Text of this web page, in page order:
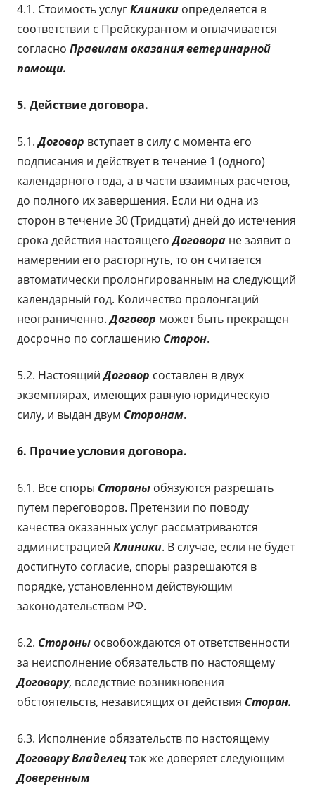
4.1. Стоимость услугКлиники определяется в
соответствии с Прейскурантом и оплачивается
согласно Правилам оказания ветеринарной
помощи.
5. Действие договора.
5.1.Договор вступает в силу с момента его
подписания и действует в течение 1 (одного)
календарного года, а в части взаимных расчетов,
до полного их завершения. Если ни одна из
сторон в течение 30 (Тридцати) дней до истечения
срока действия настоящегоДоговора не заявит о
намерении его расторгнуть, то он считается
автоматически пролонгированным на следующий
календарный год. Количество пролонгаций
неограниченно.Договор может быть прекращен
досрочно по соглашению Сторон.
5.2. НастоящийДоговор составлен в двух
экземплярах, имеющих равную юридическую
силу, и выдан двум Сторонам.
6. Прочие условия договора.
6.1. Все споры Стороны обязуются разрешать
путем переговоров. Претензии по поводу
качества оказанных услуг рассматриваются
администрацией Клиники. В случае, если не будет
достигнуто согласие, споры разрешаются в
порядке, установленном действующим
законодательством РФ.
6.2. Стороны освобождаются от ответственности
за неисполнение обязательств по настоящему
Договору, вследствие возникновения
обстоятельств, независящих от действия Сторон.
6.3. Исполнение обязательств по настоящему
ДоговоруВладелецтак же доверяет следующим
Доверенным